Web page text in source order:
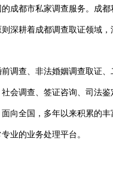
成都市私家调查服务。成
深耕着成都调查取证领域，
调查、非法婚姻调查取证
会调查、签证咨询、司法
向全国，多年以来积累的丰
业的业务处理平台。